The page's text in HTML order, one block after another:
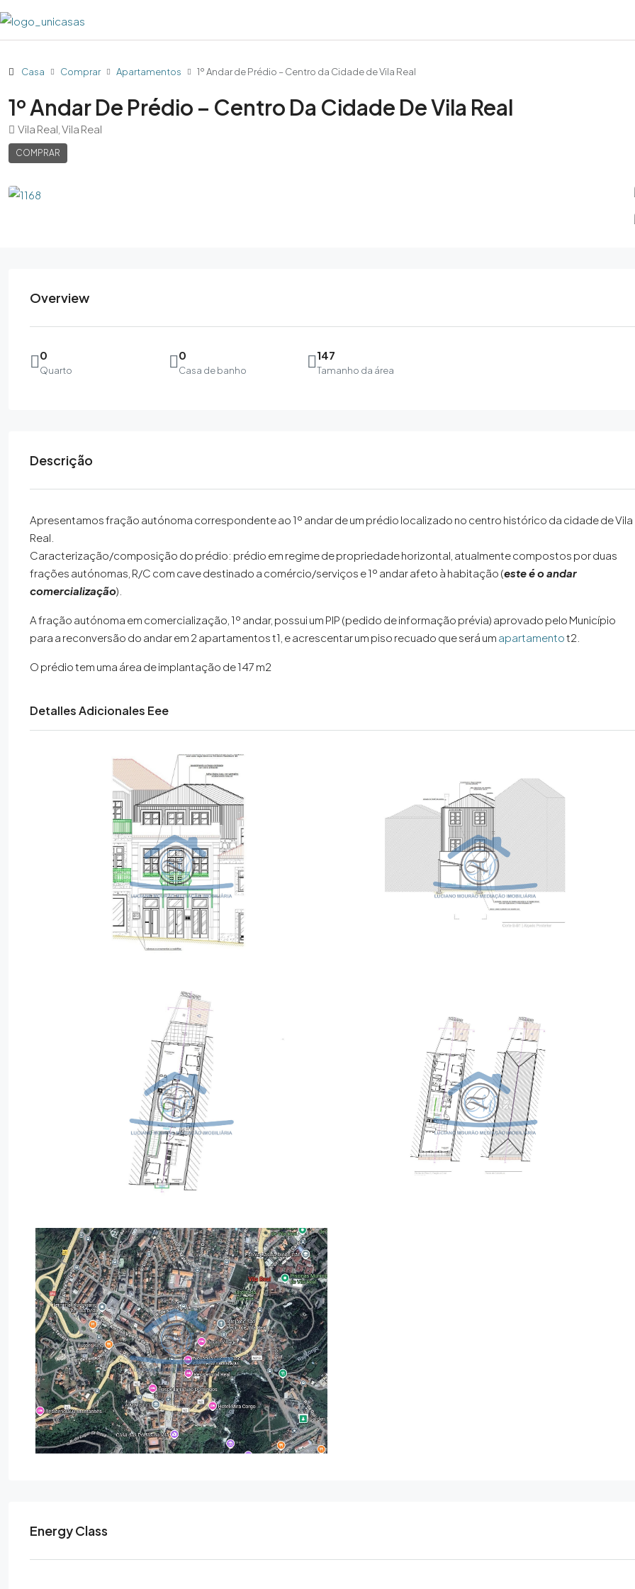
Casa Comprar Apartamentos 1º Andar de Prédio – Centro da Cidade de Vila Real
1º Andar De Prédio – Centro Da Cidade De Vila Real
Vila Real, Vila Real
COMPRAR
Overview
0
Quarto
0
Casa de banho
147
Tamanho da área
Descrição
Apresentamos fração autónoma correspondente ao 1º andar de um prédio localizado no centro histórico da cidade de Vila
Real.
Caracterização/composição do prédio: prédio em regime de propriedade horizontal, atualmente compostos por duas
frações autónomas, R/C com cave destinado a comércio/serviços e 1º andar afeto à habitação (este é o andar
comercialização).
A fração autónoma em comercialização, 1º andar, possui um PIP (pedido de informação prévia) aprovado pelo Município
para a reconversão do andar em 2 apartamentos t1, e acrescentar um piso recuado que será um apartamentot2.
O prédio tem uma área de implantação de 147 m2
Detalles Adicionales Eee
Energy Class